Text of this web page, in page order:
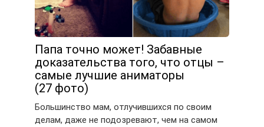
Папа точно может! Забавные
доказательства того, что отцы –
самые лучшие аниматоры
(27 фото)
Большинство мам, отлучившихся по своим
делам, даже не подозревают, чем на самом